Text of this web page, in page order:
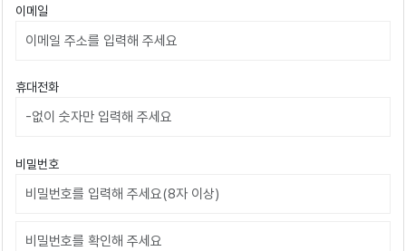
이메일
휴대전화
비밀번호
비밀번호확인